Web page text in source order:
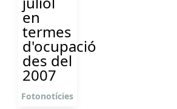
en
termes
d'ocupació
des del
2007
Fotonotícies